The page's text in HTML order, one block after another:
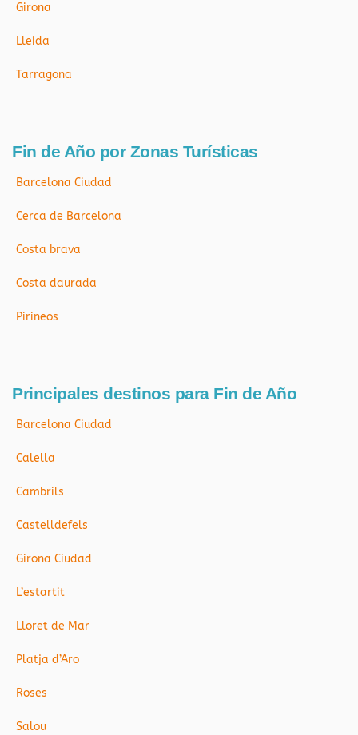
Girona
Lleida
Tarragona
Fin de Año por Zonas Turísticas
Barcelona Ciudad
Cerca de Barcelona
Costa brava
Costa daurada
Pirineos
Principales destinos para Fin de Año
Barcelona Ciudad
Calella
Cambrils
Castelldefels
Girona Ciudad
L’estartit
Lloret de Mar
Platja d’Aro
Roses
Salou